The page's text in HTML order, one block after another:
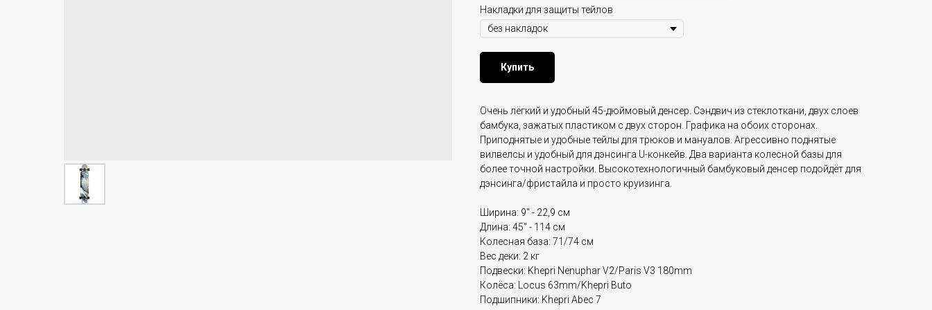
Накладки для защиты тейлов
Купить
Очень лёгкий и удобный 45-дюймовый денсер. Сэндвич из стеклоткани, двух слоев
бамбука, зажатых пластиком с двух сторон. Графика на обоих сторонах.
Приподнятые и удобные тейлы для трюков и мануалов. Агрессивно поднятые
вилвелсы и удобный для дэнсинга U-конкейв. Два варианта колесной базы для
более точной настройки. Высокотехнологичный бамбуковый денсер подойдёт для
дэнсинга/фристайла и просто круизинга.
Ширина: 9" - 22,9 см
Длина: 45" - 114 см
Колесная база: 71/74 см
Вес деки: 2 кг
Подвески: Khepri Nenuphar V2/Paris V3 180mm
Колёса: Locus 63mm/Khepri Buto
Подшипники: Khepri Abec 7